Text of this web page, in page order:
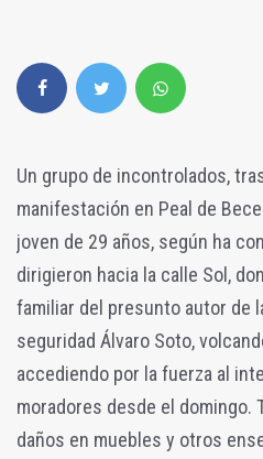
Un grupo de incontrolados,
manifestación en Peal de
joven de 29 años, según ha
dirigieron hacia la calle Sol,
familiar del presunto autor de
seguridad Álvaro Soto,
accediendo por la fuerza al
moradores desde el domingo.
daños en muebles y otros